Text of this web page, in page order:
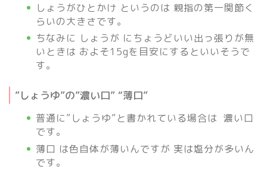
しょうがひとかけ というのは 親指の第一関節く
らいの大きさです。
ちなみに しょうが にちょうどいい出っ張りが無
いときは およそ15gを目安にするといいそうで
す。
”しょうゆ”の”濃い口” “薄口”
普通に”しょうゆ”と書かれている場合は 濃い口
です。
薄口 は色自体が薄いんですが 実は塩分が多いん
です。